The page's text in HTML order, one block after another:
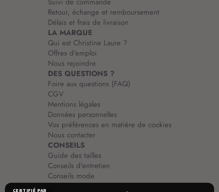
Retour, échange et remboursement
Délais et frais de livraison
LA MARQUE
Qui est Christine Laure ?
Offres d'emploi
Nous rejoindre
DES QUESTIONS ?
Foire aux questions (FAQ)
CGV
Mentions légales
Données personnelles
Vos préférences en matière de cookies
Nous contacter
CONSEILS
Guide des tailles
Conseils d'entretien
Conseils mode
Guide vêtements